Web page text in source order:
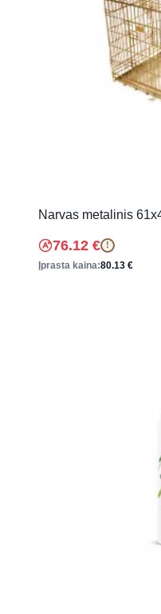
Narvas metalinis
76.12 € !
Įprasta kaina:80.13 €